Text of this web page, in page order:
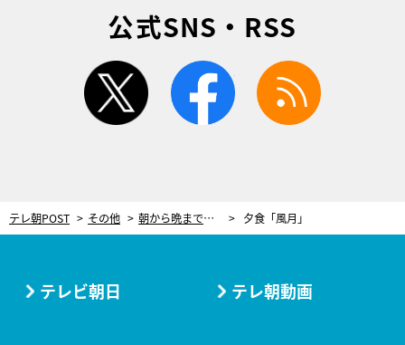
公式SNS・RSS
twitter facebook
テレ朝POST その他 朝から晩まで、館内で「お風呂巡り」が楽しめる！“癒やされ女子旅”にぴったりな箱根の湯宿 夕食「風月」
テレビ朝日 テレ朝動画